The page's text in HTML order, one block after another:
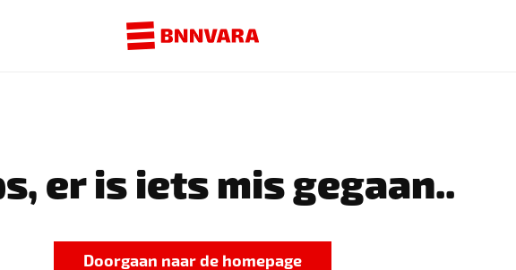
er is iets mis gegaan..
Doorgaan naar de homepage